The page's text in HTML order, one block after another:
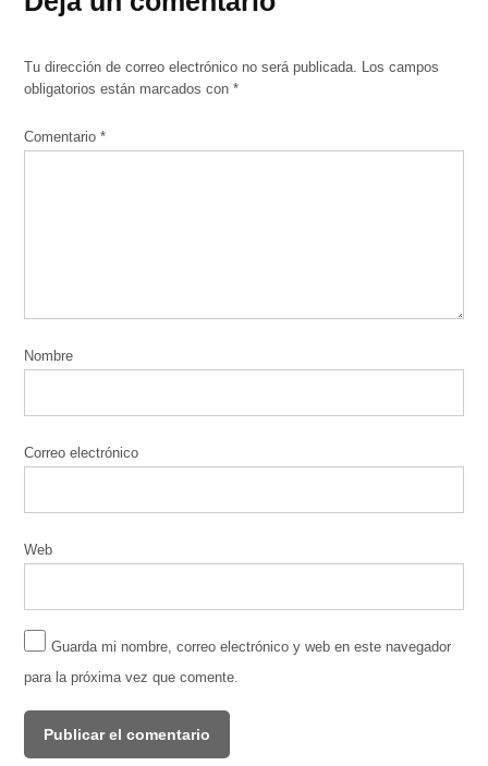
Tu dirección de correo electrónico no será publicada. Los campos
obligatorios están marcados con*
Comentario*
Nombre
Correo electrónico
Web
Guarda mi nombre, correo electrónico y web en este navegador
para la próxima vez que comente.